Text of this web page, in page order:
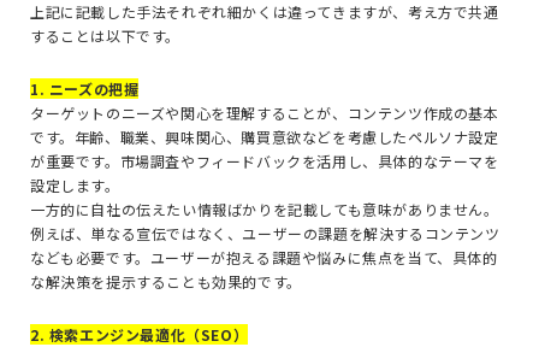
上記に記載した手法それぞれ細かくは違ってきますが、考え方で共通
することは以下です。
1. ニーズの把握
ターゲットのニーズや関心を理解することが、コンテンツ作成の基本
です。年齢、職業、興味関心、購買意欲などを考慮したペルソナ設定
が重要です。市場調査やフィードバックを活用し、具体的なテーマを
設定します。
一方的に自社の伝えたい情報ばかりを記載しても意味がありません。
例えば、単なる宣伝ではなく、ユーザーの課題を解決するコンテンツ
なども必要です。ユーザーが抱える課題や悩みに焦点を当て、具体的
な解決策を提示することも効果的です。
2. 検索エンジン最適化（SEO）